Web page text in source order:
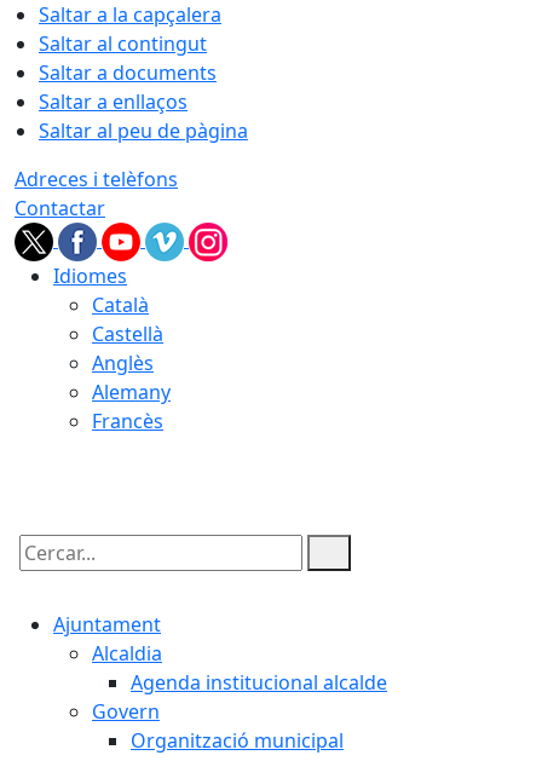
Saltar a la capçalera
Saltar al contingut
Saltar a documents
Saltar a enllaços
Saltar al peu de pàgina
Adreces i telèfons
Contactar
Idiomes
Català
Castellà
Anglès
Alemany
Francès
Cercar:
Ajuntament
Alcaldia
Agenda institucional alcalde
Govern
Organització municipal